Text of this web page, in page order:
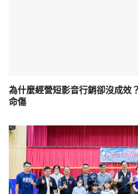
為什麼經營短影音行銷卻沒成效
命傷